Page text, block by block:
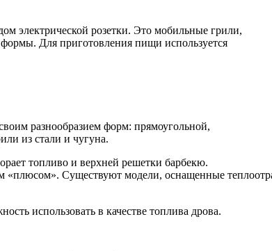
электрической розетки. Это мобильные грили,
Для приготовления пищи используется
разнообразием форм: прямоугольной,
из стали и чугуна.
топливо и верхней решетки барбекю.
«плюсом». Существуют модели, оснащенные
использовать в качестве топлива дрова.